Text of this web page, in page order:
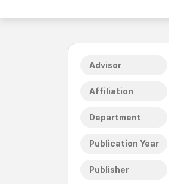
Advisor
Affiliation
Department
Publication Year
Publisher